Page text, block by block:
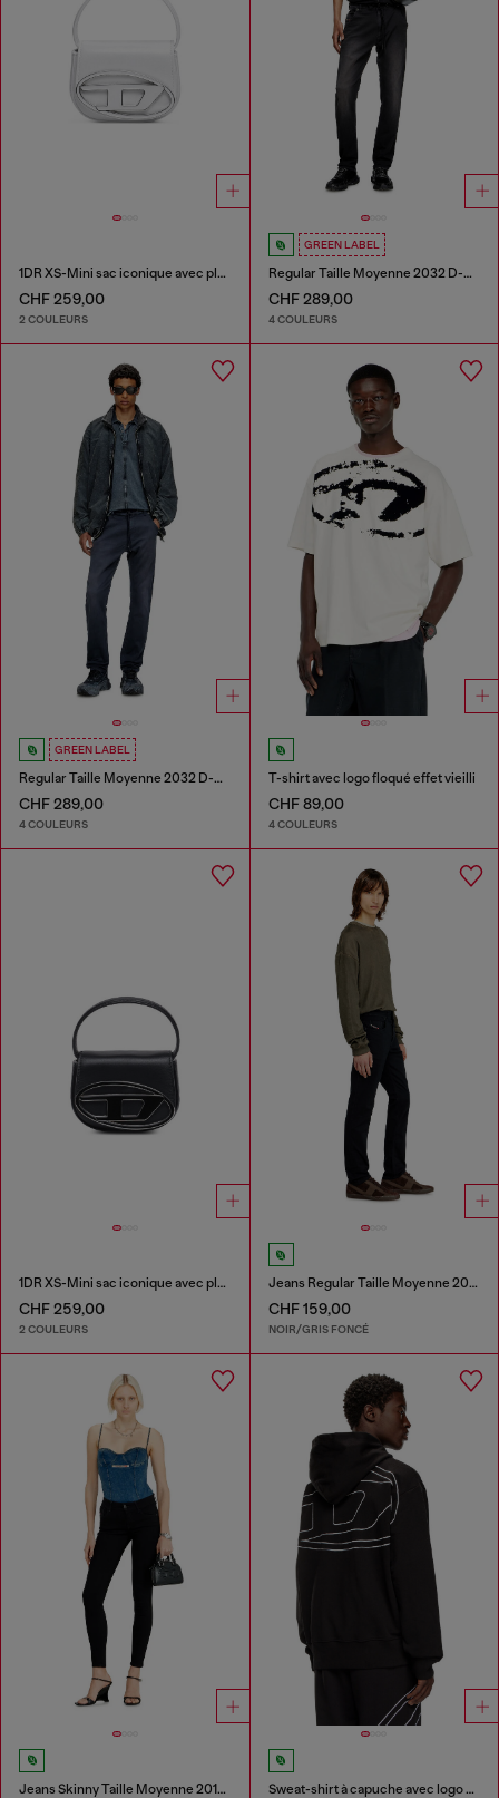
1DR XS-Mini sac iconique avec plaque D logo
CHF 259,00
2 COULEURS
GREEN LABEL
Regular Taille Moyenne 2032 D-Krooley Joggjeans®
CHF 289,00
4 COULEURS
GREEN LABEL
Regular Taille Moyenne 2032 D-Krooley Joggjeans®
CHF 289,00
4 COULEURS
T-shirt avec logo floqué effet vieilli
CHF 89,00
4 COULEURS
1DR XS-Mini sac iconique avec plaque D logo
CHF 259,00
2 COULEURS
Jeans Regular Taille Moyenne 2023 D-Finitive
CHF 159,00
NOIR/GRIS FONCÉ
Jeans Skinny Taille Moyenne 2017 Slandy Sweat-shirt à capuche avec logo brodé